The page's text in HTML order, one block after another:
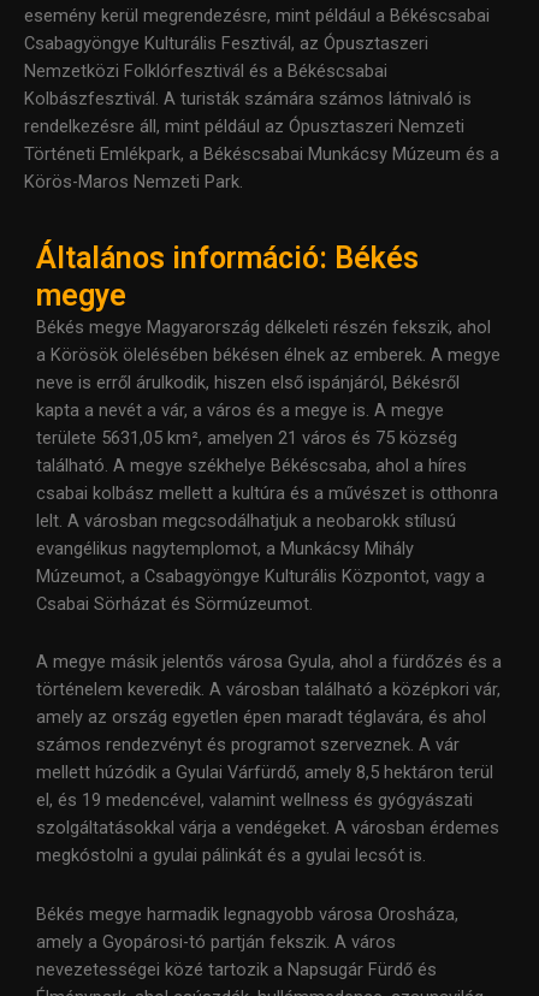
esemény kerül megrendezésre, mint például a Békéscsabai
Csabagyöngye Kulturális Fesztivál, az Ópusztaszeri
Nemzetközi Folklórfesztivál és a Békéscsabai
Kolbászfesztivál. A turisták számára számos látnivaló is
rendelkezésre áll, mint például az Ópusztaszeri Nemzeti
Történeti Emlékpark, a Békéscsabai Munkácsy Múzeum és a
Körös-Maros Nemzeti Park.
Általános információ: Békés
megye
Békés megye Magyarország délkeleti részén fekszik, ahol
a Körösök ölelésében békésen élnek az emberek. A megye
neve is erről árulkodik, hiszen első ispánjáról, Békésről
kapta a nevét a vár, a város és a megye is. A megye
területe 5631,05 km², amelyen 21 város és 75 község
található. A megye székhelye Békéscsaba, ahol a híres
csabai kolbász mellett a kultúra és a művészet is otthonra
lelt. A városban megcsodálhatjuk a neobarokk stílusú
evangélikus nagytemplomot, a Munkácsy Mihály
Múzeumot, a Csabagyöngye Kulturális Központot, vagy a
Csabai Sörházat és Sörmúzeumot.
A megye másik jelentős városa Gyula, ahol a fürdőzés és a
történelem keveredik. A városban található a középkori vár,
amely az ország egyetlen épen maradt téglavára, és ahol
számos rendezvényt és programot szerveznek. A vár
mellett húzódik a Gyulai Várfürdő, amely 8,5 hektáron terül
el, és 19 medencével, valamint wellness és gyógyászati
szolgáltatásokkal várja a vendégeket. A városban érdemes
megkóstolni a gyulai pálinkát és a gyulai lecsót is.
Békés megye harmadik legnagyobb városa Orosháza,
amely a Gyopárosi-tó partján fekszik. A város
nevezetességei közé tartozik a Napsugár Fürdő és